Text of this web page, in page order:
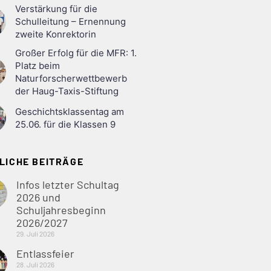
Verstärkung für die
Schulleitung – Ernennung
zweite Konrektorin
Großer Erfolg für die MFR: 1.
Platz beim
Naturforscherwettbewerb
der Haug-Taxis-Stiftung
Geschichtsklassentag am
25.06. für die Klassen 9
BEITRÄGE
Infos letzter Schultag
2026 und
Schuljahresbeginn
2026/2027
29. Juli 2026
Entlassfeier
28. Juli 2026